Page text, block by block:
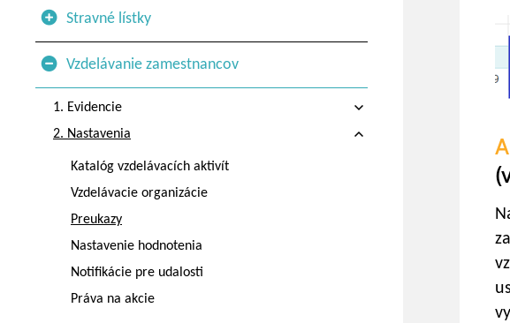
Stravné lístky
Vzdelávanie zamestnancov
1. Evidencie
2. Nastavenia
Katalóg vzdelávacích aktivít
Vzdelávacie organizácie
Preukazy
Nastavenie hodnotenia
Notifikácie pre udalosti
Práva na akcie